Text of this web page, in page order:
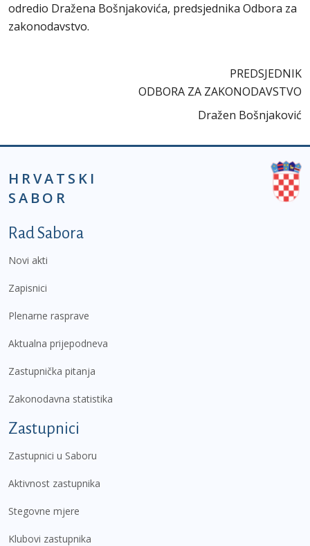
odredio Dražena Bošnjakovića, predsjednika Odbora za
zakonodavstvo.
PREDSJEDNIK
ODBORA ZA ZAKONODAVSTVO
Dražen Bošnjaković
HRVATSKI
SABOR
Podnožje prvi izbornik
Rad Sabora
Novi akti
Zapisnici
Plenarne rasprave
Aktualna prijepodneva
Zastupnička pitanja
Zakonodavna statistika
Zastupnici
Zastupnici u Saboru
Aktivnost zastupnika
Stegovne mjere
Klubovi zastupnika